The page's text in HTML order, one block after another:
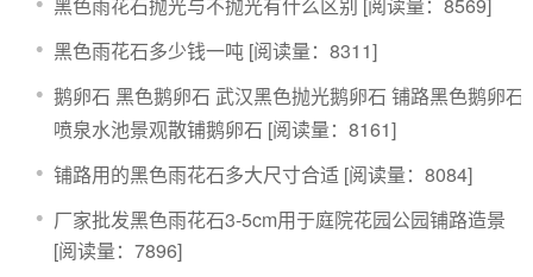
黑色雨花石多少钱一吨 [阅读量：8311]
鹅卵石 黑色鹅卵石 武汉黑色抛光鹅卵石 铺路黑色鹅卵石
喷泉水池景观散铺鹅卵石 [阅读量：8161]
铺路用的黑色雨花石多大尺寸合适 [阅读量：8084]
厂家批发黑色雨花石3-5cm用于庭院花园公园铺路造景
[阅读量：7896]